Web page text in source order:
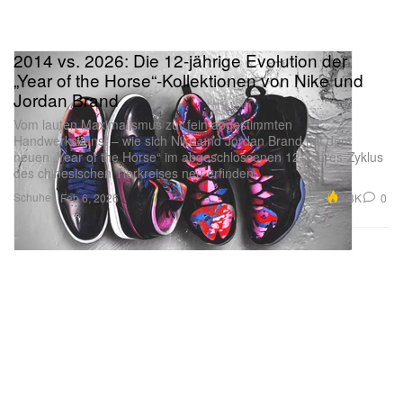
Schuhe
2014 vs. 2026: Die 12-jährige Evolution der
„Year of the Horse“-Kollektionen von Nike und
Jordan Brand
Vom lauten Maximalismus zur fein abgestimmten
Handwerkskunst – wie sich Nike und Jordan Brand mit dem
neuen „Year of the Horse“ im abgeschlossenen 12-Jahres-Zyklus
des chinesischen Tierkreises neu erfinden.
Feb 6, 2026 3.3K 0